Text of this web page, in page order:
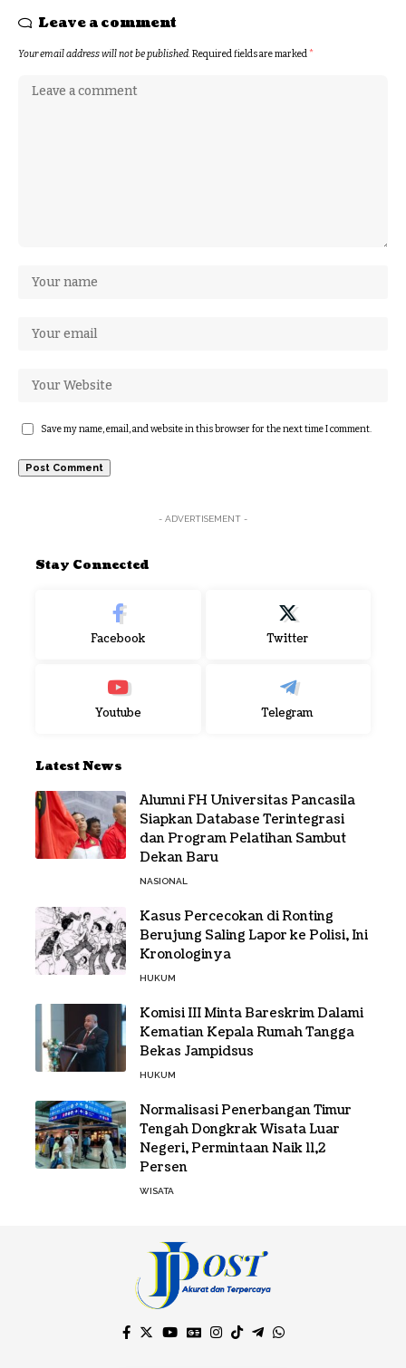
Leave a comment
Your email address will not be published.Required fields are marked*
Save my name, email, and website in this browser for the next time I comment.
- ADVERTISEMENT -
Stay Connected
Facebook Twitter
Youtube Telegram
Latest News
Alumni FH Universitas Pancasila
Siapkan Database Terintegrasi
dan Program Pelatihan Sambut
Dekan Baru
NASIONAL
Kasus Percecokan di Ronting
Berujung Saling Lapor ke Polisi, Ini
Kronologinya
HUKUM
Komisi III Minta Bareskrim Dalami
Kematian Kepala Rumah Tangga
Bekas Jampidsus
HUKUM
Normalisasi Penerbangan Timur
Tengah Dongkrak Wisata Luar
Negeri, Permintaan Naik 11,2
Persen
WISATA